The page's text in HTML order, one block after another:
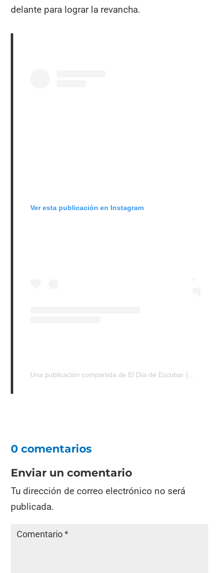
delante para lograr la revancha.
Ver esta publicación en Instagram
0 comentarios
Enviar un comentario
Tu dirección de correo electrónico no será
publicada.